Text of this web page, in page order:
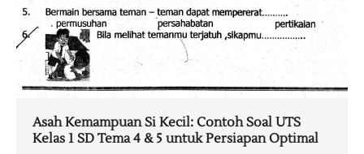
Asah Kemampuan Si Kecil: Contoh Soal UTS
Kelas 1 SD Tema 4 & 5 untuk Persiapan Optimal